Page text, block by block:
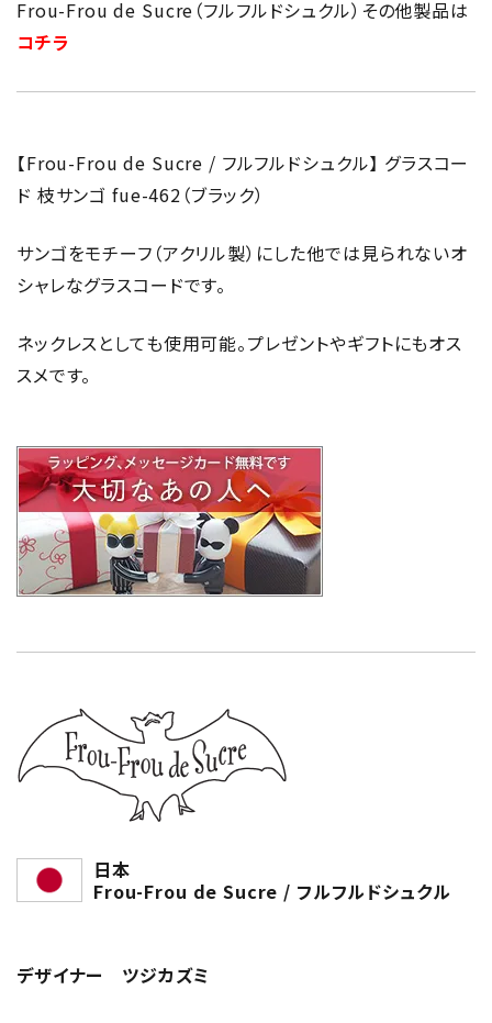
Frou-Frou de Sucre（フルフルドシュクル）その他製品は
コチラ
【Frou-Frou de Sucre / フルフルドシュクル】 グラスコー
ド 枝サンゴ fue-462（ブラック）
サンゴをモチーフ（アクリル製）にした他では見られないオ
シャレなグラスコードです。
ネックレスとしても使用可能。プレゼントやギフトにもオス
スメです。
日本
Frou-Frou de Sucre / フルフルドシュクル
デザイナー ツジカズミ